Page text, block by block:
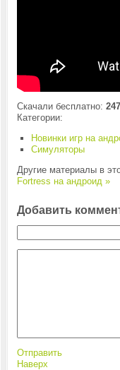
Скачали бесплатно:
Категории:
Новинки игр на
Симуляторы
Другие материалы в
Fortress на андроид »
Добавить
Отправить
Наверх